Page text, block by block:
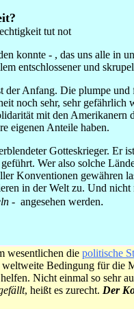
tut not
konnte - , das uns alle in
entschlossener und
der Anfang. Die plumpe und
noch sehr, sehr
mit den Amerikanern
eigenen Anteile haben.
Gotteskrieger. Er
Wer also solche
Konventionen gewähren
in der Welt zu. Und
- angesehen werden.
wesentlichen die politische
weltweite Bedingung für
Nicht einmal so sehr
, heißt es zurecht. Der